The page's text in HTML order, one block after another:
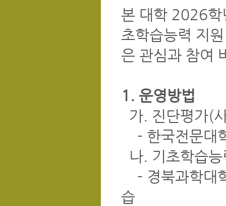
본 대학 2026학
초학습능력 지
은 관심과 참여
1. 운영방법
가. 진단평가(
- 한국전문대
나. 기초학습
- 경북과학대
습